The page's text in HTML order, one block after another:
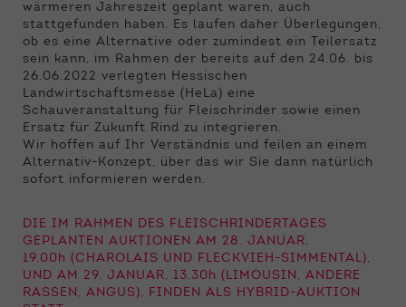
wärmeren Jahreszeit geplant waren, auch
stattgefunden haben. Es laufen daher Überlegungen,
ob es eine Alternative oder zumindest ein Teilersatz
sein kann, im Rahmen der bereits auf den 24.06. bis
26.06.2022 verlegten Hessischen
Landwirtschaftsmesse (HeLa) eine
Schauveranstaltung für Fleischrinder sowie einen
Ersatz für Zukunft Rind zu integrieren.
Wir hoffen auf Ihr Verständnis und feilen an einem
Alternativ-Konzept, über das wir Sie dann natürlich
sofort informieren werden.
DIE IM RAHMEN DES FLEISCHRINDERTAGES
GEPLANTEN AUKTIONEN AM 28. JANUAR,
19.00 h (CHAROLAIS UND FLECKVIEH-SIMMENTAL),
UND AM 29. JANUAR, 13.30 h (LIMOUSIN, ANDERE
RASSEN, ANGUS), FINDEN ALS HYBRID-AUKTION